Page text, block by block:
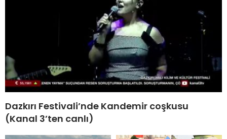
Dazkırı Festivali’nde Kandemir coşkusu
(Kanal 3’ten canlı)